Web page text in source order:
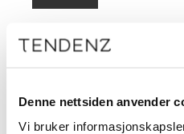
Denne nettsiden anvender
Vi bruker